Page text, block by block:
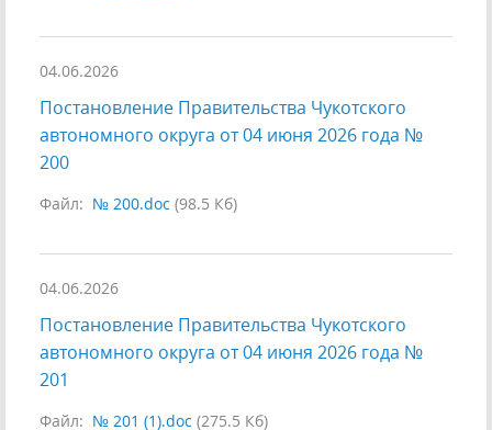
04.06.2026
Постановление Правительства Чукотского
автономного округа от 04 июня 2026 года №
200
Файл: № 200.doc (98.5 Кб)
04.06.2026
Постановление Правительства Чукотского
автономного округа от 04 июня 2026 года №
201
Файл: № 201 (1).doc (275.5 Кб)